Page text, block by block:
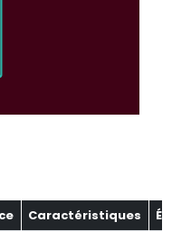
Caractéristiques